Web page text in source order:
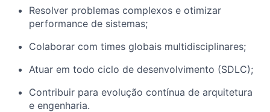
Resolver problemas complexos e otimizar
performance de sistemas;
Colaborar com times globais multidisciplinares;
Atuar em todo ciclo de desenvolvimento (SDLC);
Contribuir para evolução contínua de arquitetura
e engenharia.